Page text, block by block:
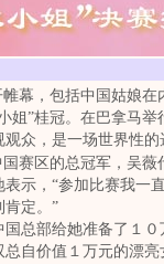
幕，包括中国姑娘在
姐”桂冠。在巴拿马举
众，是一场世界性的
赛区的总冠军，吴薇
示，“参加比赛我一
肯定。”
部给她准备了１０
自价值１万元的漂亮